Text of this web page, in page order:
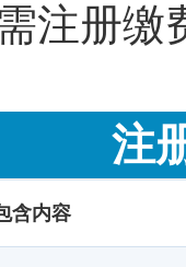
注册缴
注
含内容